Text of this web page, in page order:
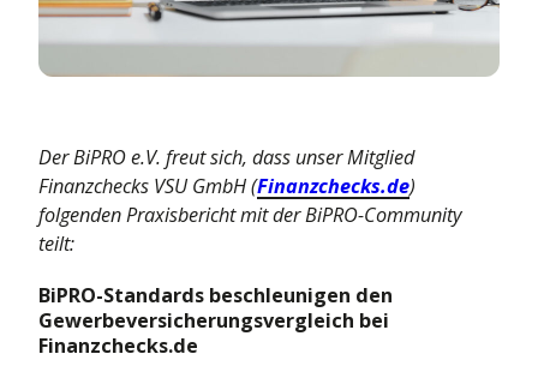
Leben
bis
die Themenwelt
Mehr Infos
Kraftfahrt
Der BiPRO e.V. freut sich, dass unser Mitglied
Finanzchecks VSU GmbH (Finanzchecks.de)
folgenden Praxisbericht mit der BiPRO-Community
teilt:
BiPRO-Standards beschleunigen den
Gewerbeversicherungsvergleich bei
Finanzchecks.de